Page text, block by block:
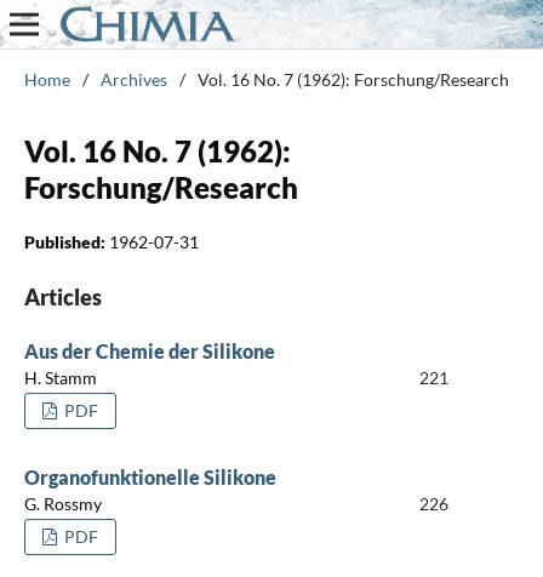
Home / Archives / Vol. 16 No. 7 (1962): Forschung/Research
Vol. 16 No. 7 (1962):
Forschung/Research
Published: 1962-07-31
Articles
Aus der Chemie der Silikone
H. Stamm
221
PDF
Organofunktionelle Silikone
G. Rossmy
226
PDF